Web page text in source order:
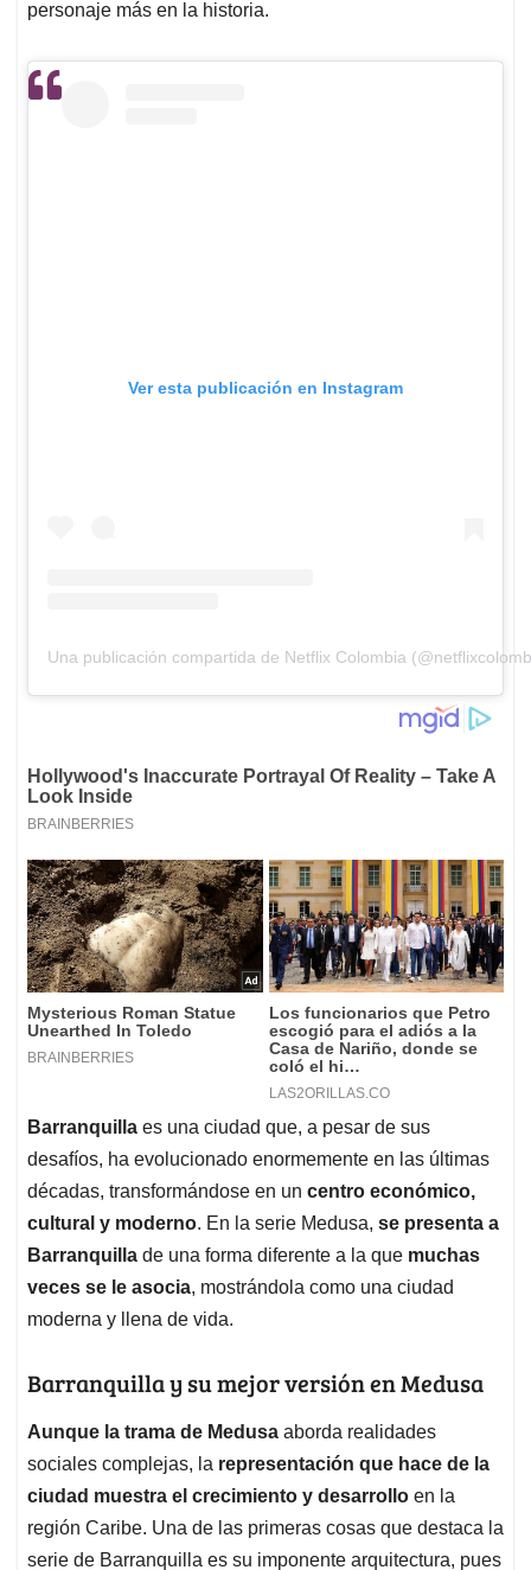
personaje más en la historia.
Ver esta publicación en Instagram
Una publicación compartida de Netflix Colombia
Barranquilla es una ciudad que, a pesar de sus
desafíos, ha evolucionado enormemente en las últimas
décadas, transformándose en un centro económico,
cultural y moderno. En la serie Medusa, se presenta a
Barranquilla de una forma diferente a la que muchas
veces se le asocia, mostrándola como una ciudad
moderna y llena de vida.
Barranquilla y su mejor versión en Medusa
Aunque la trama de Medusa aborda realidades
sociales complejas, la representación que hace de la
ciudad muestra el crecimiento y desarrollo en la
región Caribe. Una de las primeras cosas que destaca la
serie de Barranquilla es su imponente arquitectura, pues